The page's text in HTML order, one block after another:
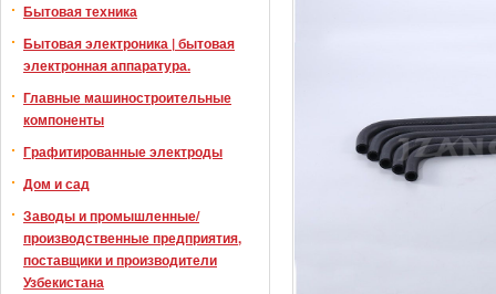
Бытовая техника
Бытовая электроника | бытовая
электронная аппаратура.
Главные машиностроительные
компоненты
Графитированные электроды
Дом и сад
Заводы и промышленные/
производственные предприятия,
поставщики и производители
Узбекистана